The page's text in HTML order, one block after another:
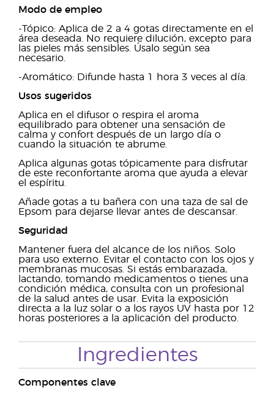
Modo de empleo
-Tópico: Aplica de 2 a 4 gotas directamente en el
área deseada. No requiere dilución, excepto para
las pieles más sensibles. Úsalo según sea
necesario.
-Aromático: Difunde hasta 1 hora 3 veces al día.
Usos sugeridos
Aplica en el difusor o respira el aroma
equilibrado para obtener una sensación de
calma y confort después de un largo día o
cuando la situación te abrume.
Aplica algunas gotas tópicamente para disfrutar
de este reconfortante aroma que ayuda a elevar
el espíritu.
Añade gotas a tu bañera con una taza de sal de
Epsom para dejarse llevar antes de descansar.
Seguridad
Mantener fuera del alcance de los niños. Solo
para uso externo. Evitar el contacto con los ojos y
membranas mucosas. Si estás embarazada,
lactando, tomando medicamentos o tienes una
condición médica, consulta con un profesional
de la salud antes de usar. Evita la exposición
directa a la luz solar o a los rayos UV hasta por 12
horas posteriores a la aplicación del producto.
Ingredientes
Componentes clave